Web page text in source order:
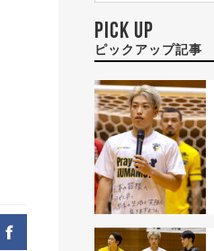
PICK UP
ピックアップ記事